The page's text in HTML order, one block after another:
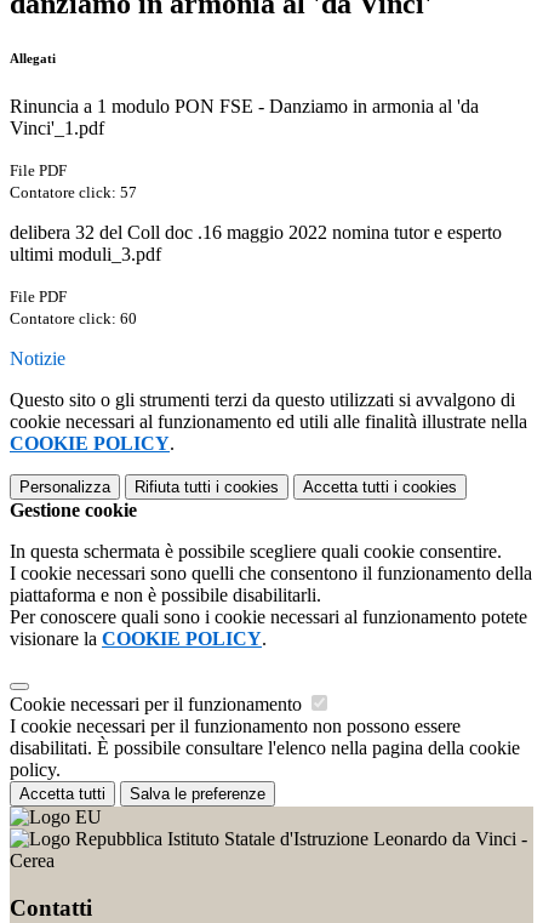
Allegati
Rinuncia a 1 modulo PON FSE - Danziamo in armonia al 'da
Vinci'_1.pdf
File PDF
Contatore click: 57
delibera 32 del Coll doc .16 maggio 2022 nomina tutor e esperto
ultimi moduli_3.pdf
File PDF
Contatore click: 60
Notizie
Questo sito o gli strumenti terzi da questo utilizzati si avvalgono di
cookie necessari al funzionamento ed utili alle finalità illustrate nella
COOKIE POLICY.
Personalizza Rifiuta tutti i cookies Accetta tutti i cookies
Gestione cookie
In questa schermata è possibile scegliere quali cookie consentire.
I cookie necessari sono quelli che consentono il funzionamento della
piattaforma e non è possibile disabilitarli.
Per conoscere quali sono i cookie necessari al funzionamento potete
visionare la COOKIE POLICY.
Cookie necessari per il funzionamento
I cookie necessari per il funzionamento non possono essere
disabilitati. È possibile consultare l'elenco nella pagina della cookie
policy.
Accetta tutti Salva le preferenze
Istituto Statale d'Istruzione Leonardo da Vinci -
Cerea
Contatti